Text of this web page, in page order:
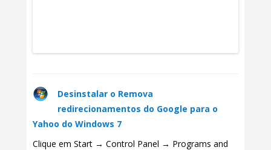
Desinstalar o Remova
redirecionamentos do Google para o
Yahoo do Windows 7
Clique em Start → Control Panel → Programs and